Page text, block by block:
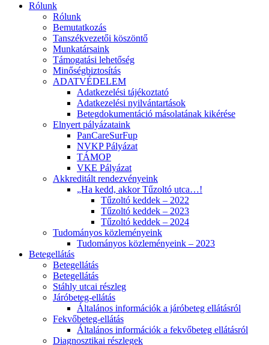
Rólunk
Rólunk
Bemutatkozás
Tanszékvezetői köszöntő
Munkatársaink
Támogatási lehetőség
Minőségbiztosítás
ADATVÉDELEM
Adatkezelési tájékoztató
Adatkezelési nyilvántartások
Betegdokumentáció másolatának kikérése
Elnyert pályázataink
PanCareSurFup
NVKP Pályázat
TÁMOP
VKE Pályázat
Akkreditált rendezvényeink
„Ha kedd, akkor Tűzoltó utca…!
Tűzoltó keddek – 2022
Tűzoltó keddek – 2023
Tűzoltó keddek – 2024
Tudományos közleményeink
Tudományos közleményeink – 2023
Betegellátás
Betegellátás
Betegellátás
Stáhly utcai részleg
Járóbeteg-ellátás
Általános információk a járóbeteg ellátásról
Fekvőbeteg-ellátás
Általános információk a fekvőbeteg ellátásról
Diagnosztikai részlegek